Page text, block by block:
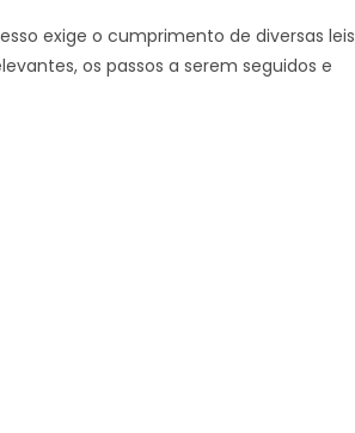
exige o cumprimento de diversas leis
os passos a serem seguidos e